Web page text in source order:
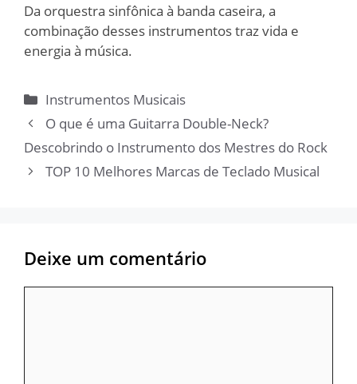
Da orquestra sinfônica à banda caseira, a
combinação desses instrumentos traz vida e
energia à música.
Categorias
Instrumentos Musicais
O que é uma Guitarra Double-Neck?
Descobrindo o Instrumento dos Mestres do Rock
TOP 10 Melhores Marcas de Teclado Musical
Deixe um comentário